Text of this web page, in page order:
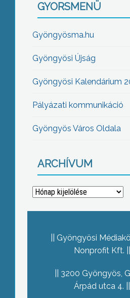
GYORSMENÜ
Gyöngyösma.hu
Gyöngyösi Újság
Gyöngyösi Kalendárium
Pályázati kommunikáció
Gyöngyös Város Oldala
ARCHÍVUM
Archívum
Gyöngyösi
Nonprofit Kft.
3200 Gyöngyös,
Árpád utca 4.